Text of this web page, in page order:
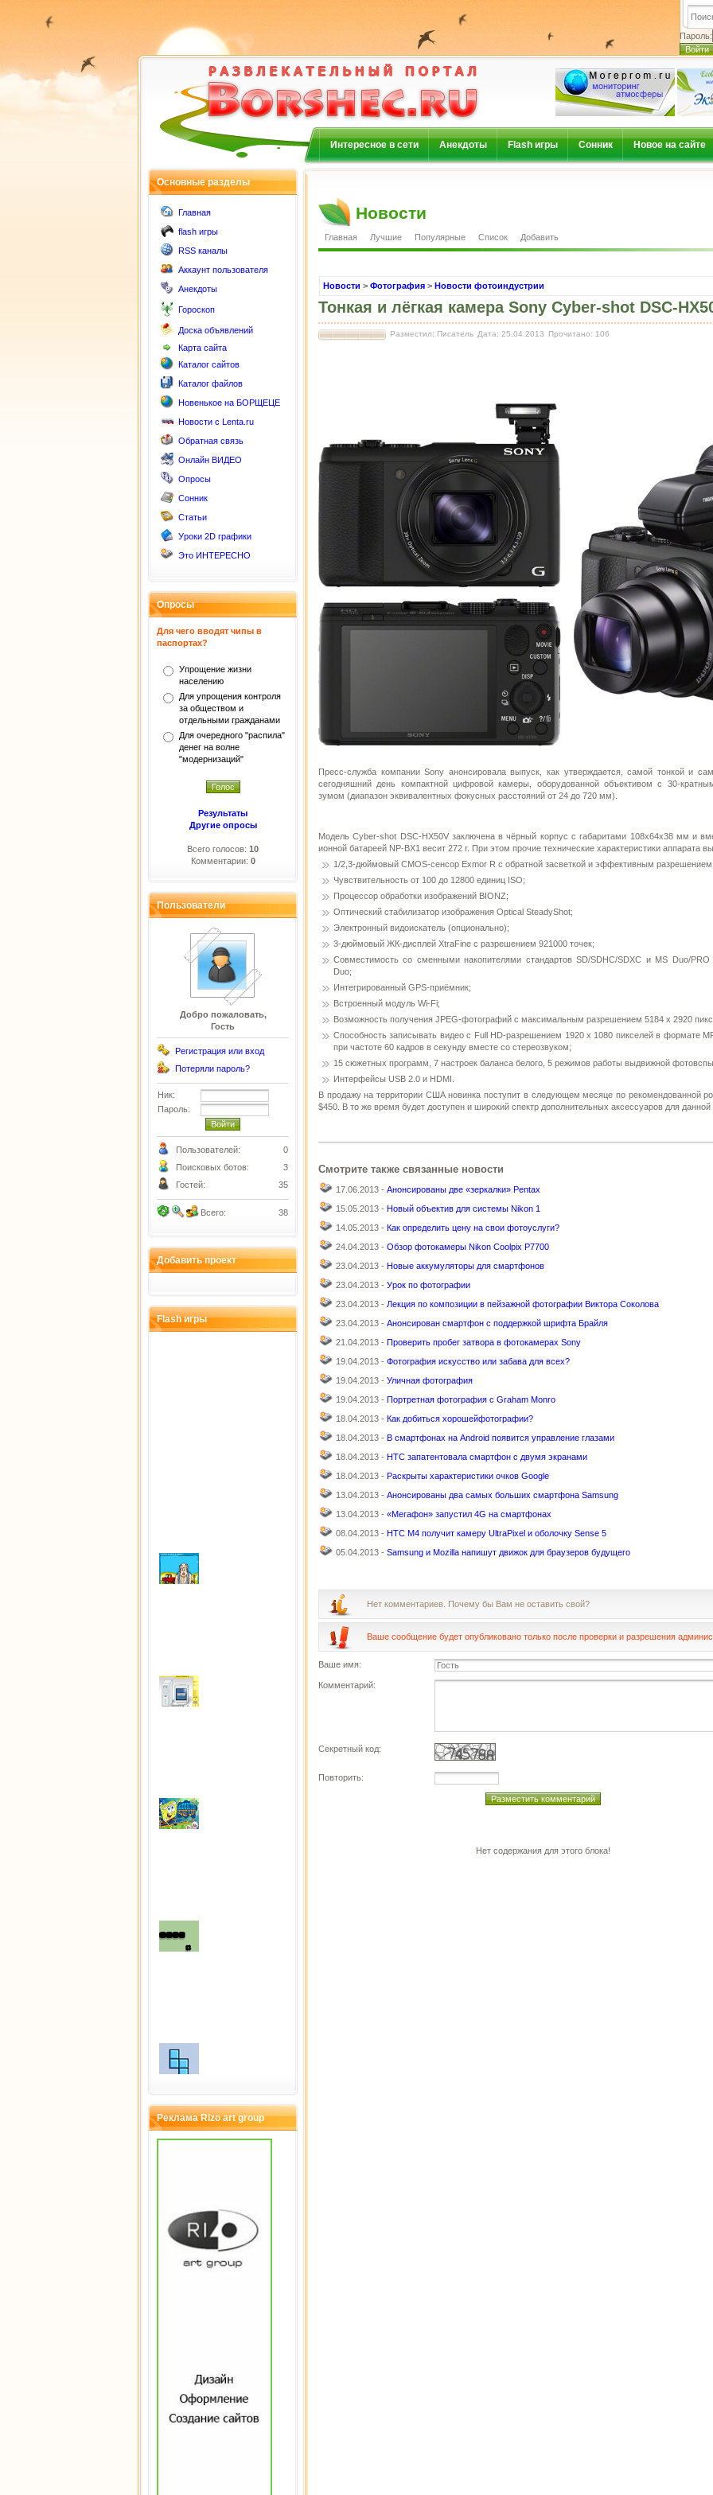
Пароль:
Интересное в сети Анекдоты Flash игры Сонник Новое на сайте
Основные разделы
Главная
flash игры
RSS каналы
Аккаунт пользователя
Анекдоты
Гороскоп
Доска объявлений
Карта сайта
Каталог сайтов
Каталог файлов
Новенькое на БОРЩЕЦЕ
Новости с Lenta.ru
Обратная связь
Онлайн ВИДЕО
Опросы
Сонник
Статьи
Уроки 2D графики
Это ИНТЕРЕСНО
Опросы
Для чего вводят чипы в
паспортах?
Упрощение жизни
населению
Для упрощения контроля
за обществом и
отдельными гражданами
Для очередного "распила"
денег на волне
"модернизаций"
Результаты
Другие опросы
Всего голосов: 10
Комментарии: 0
Пользователи
Добро пожаловать,
Гость
Регистрация или вход
Потеряли пароль?
Ник:
Пароль:
Пользователей:
0
Поисковых ботов:
3
Гостей:
35
Всего: 38
Добавить проект
Flash игры
Реклама Rizo art group
Новости
Главная Лучшие Популярные Список Добавить
Новости > Фотография > Новости фотоиндустрии
Тонкая и лёгкая камера Sony Cyber-shot DSC-
Разместил: Писатель Дата: 25.04.2013 Прочитано: 106
Пресс-служба компании Sony анонсировала выпуск, как утверждается, самой тонкой и
сегодняшний день компактной цифровой камеры, оборудованной объективом с 30-
зумом (диапазон эквивалентных фокусных расстояний от 24 до 720 мм).
Модель Cyber-shot DSC-HX50V заключена в чёрный корпус с габаритами 108x64x38 мм и
ионной батареей NP-BX1 весит 272 г. При этом прочие технические характеристики аппарата
1/2,3-дюймовый CMOS-сенсор Exmor R с обратной засветкой и эффективным
Чувствительность от 100 до 12800 единиц ISO;
Процессор обработки изображений BIONZ;
Оптический стабилизатор изображения Optical SteadyShot;
Электронный видоискатель (опционально);
3-дюймовый ЖК-дисплей XtraFine с разрешением 921000 точек;
Совместимость со сменными накопителями стандартов SD/SDHC/SDXC и MS Duo/PRO
Duo;
Интегрированный GPS-приёмник;
Встроенный модуль Wi-Fi;
Возможность получения JPEG-фотографий с максимальным разрешением 5184 x 2920
Способность записывать видео с Full HD-разрешением 1920 x 1080 пикселей в формате
при частоте 60 кадров в секунду вместе со стереозвуком;
15 сюжетных программ, 7 настроек баланса белого, 5 режимов работы выдвижной
Интерфейсы USB 2.0 и HDMI.
В продажу на территории США новинка поступит в следующем месяце по рекомендованной
$450. В то же время будет доступен и широкий спектр дополнительных аксессуаров для данной
Смотрите также связанные новости
17.06.2013 - Анонсированы две «зеркалки» Pentax
15.05.2013 - Новый объектив для системы Nikon 1
14.05.2013 - Как определить цену на свои фотоуслуги?
24.04.2013 - Обзор фотокамеры Nikon Coolpix P7700
23.04.2013 - Новые аккумуляторы для смартфонов
23.04.2013 - Урок по фотографии
23.04.2013 - Лекция по композиции в пейзажной фотографии Виктора Соколова
23.04.2013 - Анонсирован смартфон с поддержкой шрифта Брайля
21.04.2013 - Проверить пробег затвора в фотокамерах Sony
19.04.2013 - Фотография искусство или забава для всех?
19.04.2013 - Уличная фотография
19.04.2013 - Портретная фотография с Graham Monro
18.04.2013 - Как добиться хорошейфотографии?
18.04.2013 - В смартфонах на Android появится управление глазами
18.04.2013 - HTC запатентовала смартфон с двумя экранами
18.04.2013 - Раскрыты характеристики очков Google
13.04.2013 - Анонсированы два самых больших смартфона Samsung
13.04.2013 - «Мегафон» запустил 4G на смартфонах
08.04.2013 - HTC M4 получит камеру UltraPixel и оболочку Sense 5
05.04.2013 - Samsung и Mozilla напишут движок для браузеров будущего
Нет комментариев. Почему бы Вам не оставить свой?
Ваше сообщение будет опубликовано только после проверки и разрешения
Ваше имя:
Комментарий:
Секретный код:
Повторить:
Нет содержания для этого блока!